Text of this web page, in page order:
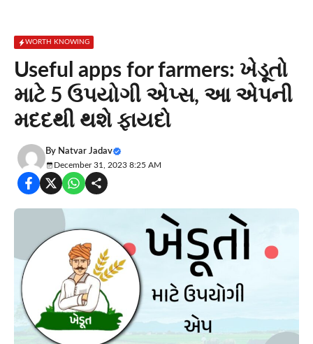
WORTH KNOWING
Useful apps for farmers: ખેડૂતો
માટે 5 ઉપયોગી એપ્સ, આ એપની
મદદથી થશે ફાયદો
By Natvar Jadav
December 31, 2023 8:25 AM